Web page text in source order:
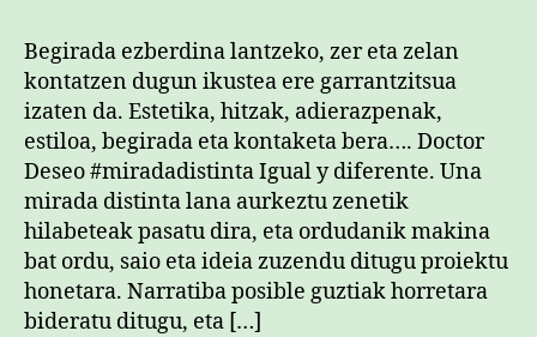
Begirada ezberdina lantzeko, zer eta zelan
kontatzen dugun ikustea ere garrantzitsua
izaten da. Estetika, hitzak, adierazpenak,
estiloa, begirada eta kontaketa bera…. Doctor
Deseo #miradadistinta Igual y diferente. Una
mirada distinta lana aurkeztu zenetik
hilabeteak pasatu dira, eta ordudanik makina
bat ordu, saio eta ideia zuzendu ditugu proiektu
honetara. Narratiba posible guztiak horretara
bideratu ditugu, eta […]